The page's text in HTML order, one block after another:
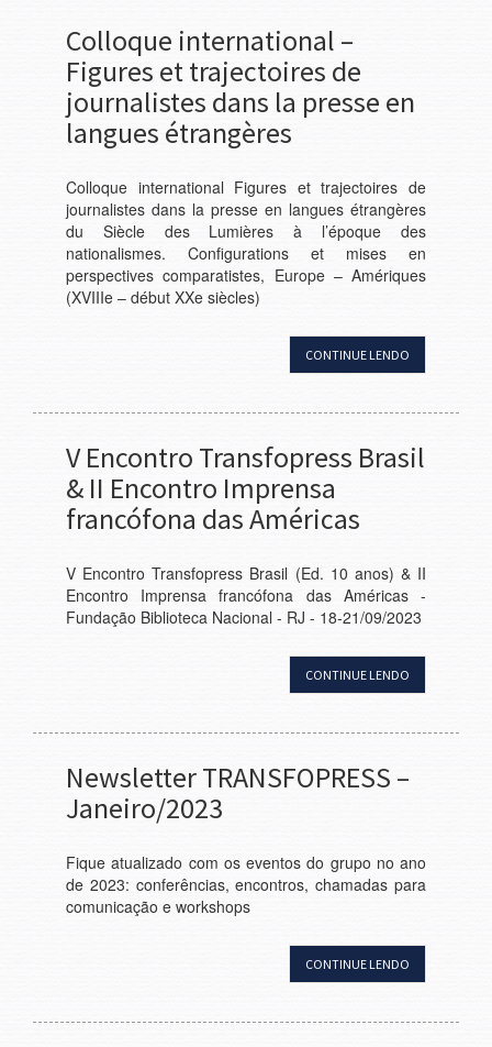
Colloque international –
Figures et trajectoires de
journalistes dans la presse en
langues étrangères
Colloque international Figures et trajectoires de
journalistes dans la presse en langues étrangères
du Siècle des Lumières à l’époque des
nationalismes. Configurations et mises en
perspectives comparatistes, Europe – Amériques
(XVIIIe – début XXe siècles)
CONTINUE LENDO
V Encontro Transfopress Brasil
& II Encontro Imprensa
francófona das Américas
V Encontro Transfopress Brasil (Ed. 10 anos) & II
Encontro Imprensa francófona das Américas -
Fundação Biblioteca Nacional - RJ - 18-21/09/2023
CONTINUE LENDO
Newsletter TRANSFOPRESS –
Janeiro/2023
Fique atualizado com os eventos do grupo no ano
de 2023: conferências, encontros, chamadas para
comunicação e workshops
CONTINUE LENDO